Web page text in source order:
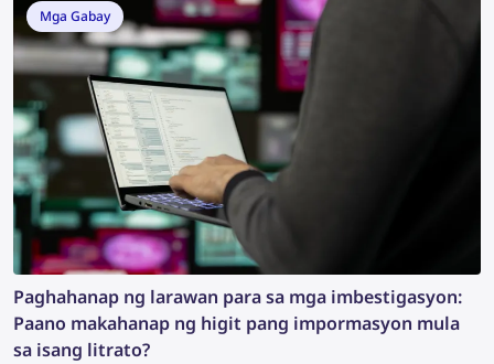
Mga Gabay
Paghahanap ng larawan para sa mga imbestigasyon:
Paano makahanap ng higit pang impormasyon mula
sa isang litrato?